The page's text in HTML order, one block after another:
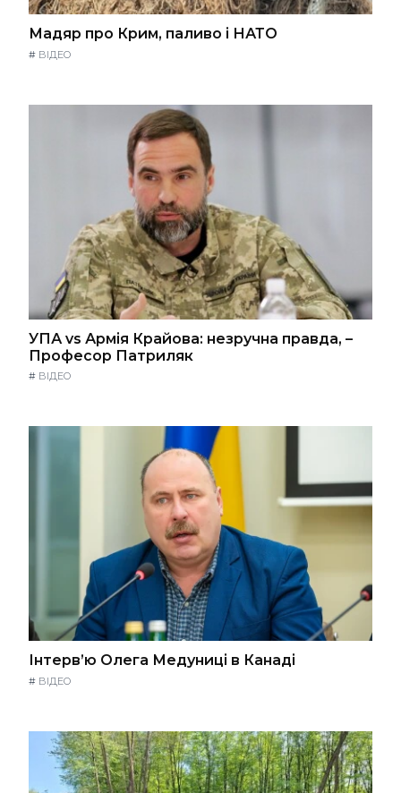
Мадяр про Крим, паливо і НАТО
# ВІДЕО
УПА vs Армія Крайова: незручна правда, –
Професор Патриляк
# ВІДЕО
Інтерв’ю Олега Медуниці в Канаді
# ВІДЕО